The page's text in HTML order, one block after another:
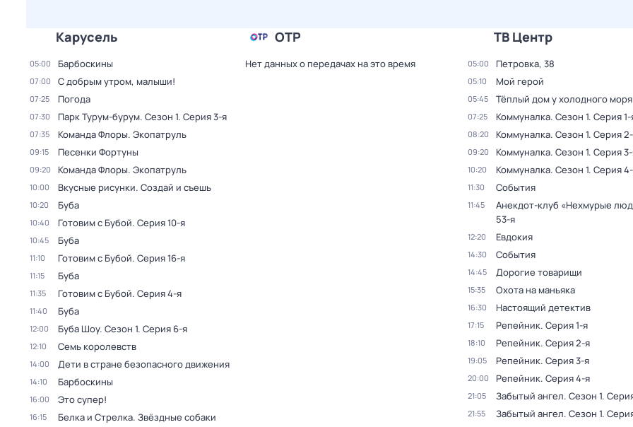
Карусель
05:00 Барбоскины
07:00 С добрым утром, малыши!
07:25 Погода
07:30 Парк Турум-бурум. Сезон 1. Серия 3-я
07:35 Команда Флоры. Экопатруль
09:15 Песенки Фортуны
09:20 Команда Флоры. Экопатруль
10:00 Вкусные рисунки. Создай и съешь
10:20 Буба
10:40 Готовим с Бубой. Серия 10-я
10:45 Буба
11:10 Готовим с Бубой. Серия 16-я
11:15 Буба
11:35 Готовим с Бубой. Серия 4-я
11:40 Буба
12:00 Буба Шоу. Сезон 1. Серия 6-я
12:10 Семь королевств
14:00 Дети в стране безопасного движения
14:10 Барбоскины
16:00 Это супер!
16:15 Белка и Стрелка. Звёздные собаки
ОТР
Нет данных о передачах на это время
ТВ Центр
05:00 Петровка, 38
05:10 Мой герой
05:45 Тёплый дом у холодного моря
07:25 Коммуналка. Сезон 1. Серия 1-
08:20 Коммуналка. Сезон 1. Серия
09:20 Коммуналка. Сезон 1. Серия
10:20 Коммуналка. Сезон 1. Серия
11:30 События
11:45 Анекдот-клуб «Нехмурые
53-я
12:20 Евдокия
14:30 События
14:45 Дорогие товарищи
15:35 Охота на маньяка
16:30 Настоящий детектив
17:15 Репейник. Серия 1-я
18:10 Репейник. Серия 2-я
19:05 Репейник. Серия 3-я
20:00 Репейник. Серия 4-я
21:05 Забытый ангел. Сезон 1.
21:55 Забытый ангел. Сезон 1.